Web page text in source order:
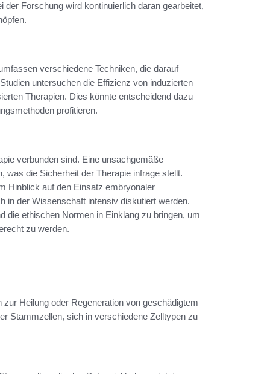
Forschung wird kontinuierlich daran gearbeitet,
verschiedene Techniken, die darauf
untersuchen die Effizienz von induzierten
Therapien. Dies könnte entscheidend dazu
profitieren.
verbunden sind. Eine unsachgemäße
was die Sicherheit der Therapie infrage stellt.
Hinblick auf den Einsatz embryonaler
in der Wissenschaft intensiv diskutiert werden.
die ethischen Normen in Einklang zu bringen, um
zu werden.
Heilung oder Regeneration von geschädigtem
Stammzellen, sich in verschiedene Zelltypen zu